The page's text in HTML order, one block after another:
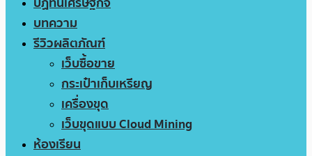
บทความ
รีวิวผลิตภัณฑ์
เว็บซื้อขาย
กระเป๋าเก็บเหรียญ
เครื่องขุด
เว็บขุดแบบ Cloud Mining
ห้องเรียน